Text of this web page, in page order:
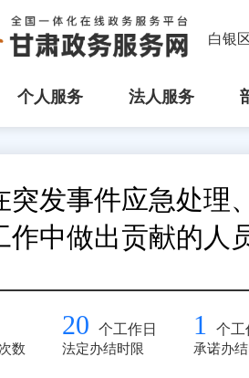
白银
个人服务 法人服务
突发事件应急处理
作中做出贡献的人
数
20 个工作日
法定办结时限
1 个工
承诺办